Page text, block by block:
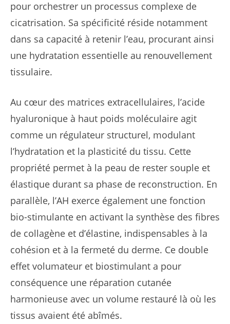
pour orchestrer un processus complexe de
cicatrisation. Sa spécificité réside notamment
dans sa capacité à retenir l’eau, procurant ainsi
une hydratation essentielle au renouvellement
tissulaire.
Au cœur des matrices extracellulaires, l’acide
hyaluronique à haut poids moléculaire agit
comme un régulateur structurel, modulant
l’hydratation et la plasticité du tissu. Cette
propriété permet à la peau de rester souple et
élastique durant sa phase de reconstruction. En
parallèle, l’AH exerce également une fonction
bio-stimulante en activant la synthèse des fibres
de collagène et d’élastine, indispensables à la
cohésion et à la fermeté du derme. Ce double
effet volumateur et biostimulant a pour
conséquence une réparation cutanée
harmonieuse avec un volume restauré là où les
tissus avaient été abîmés.